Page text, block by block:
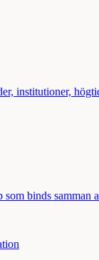
institutioner,
binds samman